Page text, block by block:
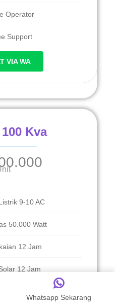
Operator
Support
VIA WA
Kva
9-10 AC
50.000 Watt
12 Jam
12 Jam
Whatsapp Sekarang